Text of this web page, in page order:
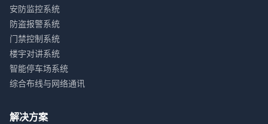
安防监控系统
防盗报警系统
门禁控制系统
楼宇对讲系统
智能停车场系统
综合布线与网络通讯
解决方案